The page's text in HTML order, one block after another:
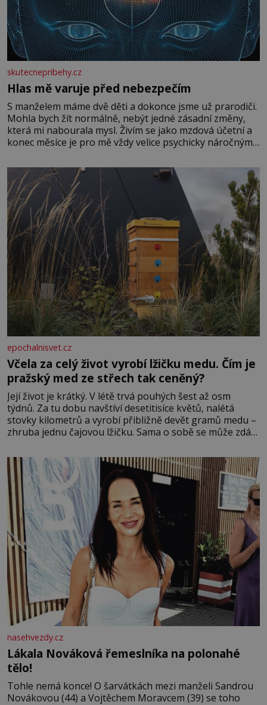
skutecnepribehy.cz
Hlas mě varuje před nebezpečím
S manželem máme dvě děti a dokonce jsme už prarodiči.
Mohla bych žít normálně, nebýt jedné zásadní změny,
která mi nabourala mysl. Živím se jako mzdová účetní a
konec měsíce je pro mě vždy velice psychicky náročným
dál častěji volá o pomoc, co se hlídání týče. Dalo by se
epochalnisvet.cz
Včela za celý život vyrobí lžičku medu. Čím je
pražský med ze střech tak ceněný?
Její život je krátký. V létě trvá pouhých šest až osm
týdnů. Za tu dobu navštíví desetitisíce květů, nalétá
stovky kilometrů a vyrobí přibližně devět gramů medu –
zhruba jednu čajovou lžičku. Sama o sobě se může zdát
tisíc příslušnic svého včelstva, vznikne jeden z
nejdokonalejších organismů
nasehvezdy.cz
Lákala Nováková řemeslníka na polonahé
tělo!
Tohle nemá konce! O šarvátkách mezi manželi Sandrou
Novákovou (44) a Vojtěchem Moravcem (39) se toho